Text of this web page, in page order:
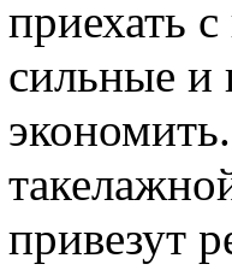
приехать
сильные и
привезут